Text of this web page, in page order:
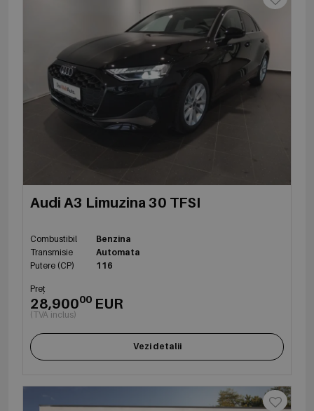
Audi A3 Limuzina 30 TFSI
Combustibil
Benzina
Transmisie
Automata
Putere (CP)
116
Preț
28,90000 EUR
(TVA inclus)
Vezi detalii